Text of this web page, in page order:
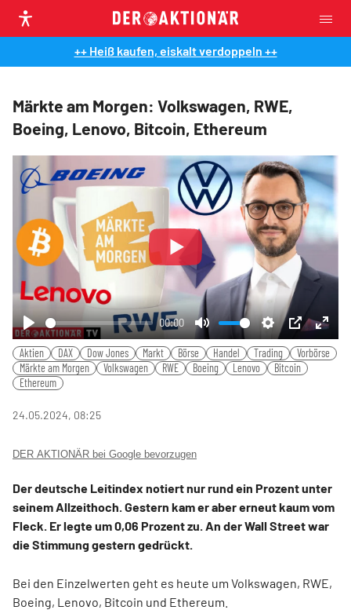
++ Heiß kaufen, eiskalt verdoppeln ++
Märkte am Morgen: Volkswagen, RWE,
Boeing, Lenovo, Bitcoin, Ethereum
Play
00:00
Mute Settings
PIP
Aktien DAX Dow Jones Markt Börse Handel Trading
Vorbörse
Märkte am Morgen
Volkswagen RWE Boeing Lenovo
Bitcoin
Ethereum
24.05.2024, 08:25
DER AKTIONÄR bei Google bevorzugen
Der deutsche Leitindex notiert nur rund ein Prozent unter
seinem Allzeithoch. Gestern kam er aber erneut kaum vom
Fleck. Er legte um 0,06 Prozent zu. An der Wall Street war
die Stimmung gestern gedrückt.
Bei den Einzelwerten geht es heute um Volkswagen, RWE,
Boeing, Lenovo, Bitcoin und Ethereum.